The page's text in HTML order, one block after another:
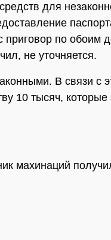
для
приговор по обоим
не уточняется.
В связи с
10 тысяч, которые
махинаций